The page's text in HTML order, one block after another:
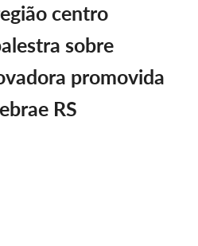
centro
sobre
promovida
RS